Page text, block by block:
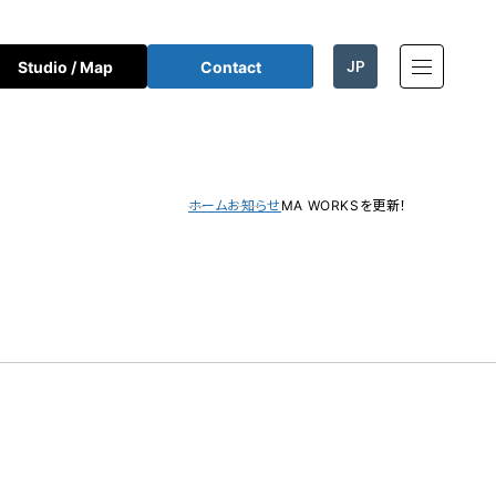
Studio / Map Contact JP
ホームお知らせMA WORKSを更新！